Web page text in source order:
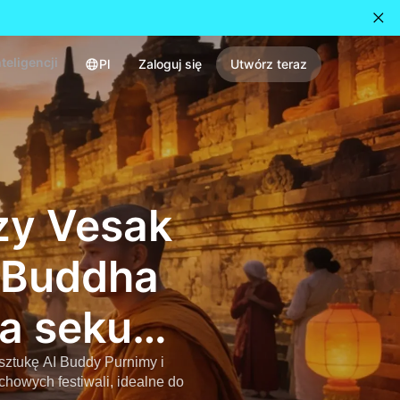
Pl Zaloguj się Utwórz teraz
Vesak
sekund
AI Buddy Purnimy i
festiwali, idealne do